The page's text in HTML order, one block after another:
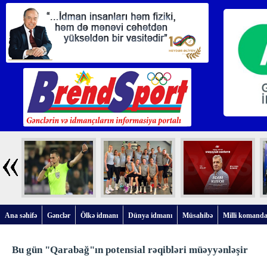
Ana səhifə Gənclər Ölkə idmanı Dünya idmanı Müsahibə Milli
Bu gün "Qarabağ"ın potensial rəqibləri müəyyənləşir